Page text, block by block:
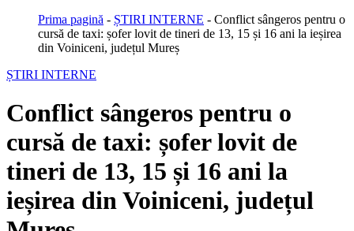
Prima pagină - ȘTIRI INTERNE - Conflict sângeros pentru o
cursă de taxi: șofer lovit de tineri de 13, 15 și 16 ani la ieșirea
din Voiniceni, județul Mureș
ȘTIRI INTERNE
Conflict sângeros pentru o
cursă de taxi: șofer lovit de
tineri de 13, 15 și 16 ani la
ieșirea din Voiniceni, județul